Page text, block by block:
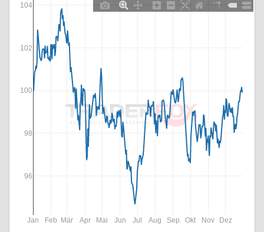
Jan Feb Mär Apr Mai Jun Jul Aug Sep Okt Nov Dez
96
98
100
102
104